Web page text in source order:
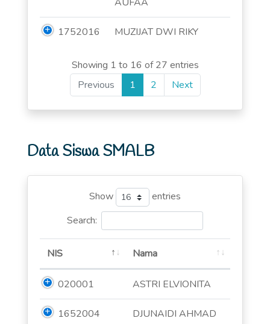
1752016 MUZIJAT DWI RIKY
Showing 1 to 16 of 27 entries
Previous
1 2 Next
Data Siswa SMALB
Show
entries
Search:
NIS Nama
020001 ASTRI ELVIONITA
1652004
DJUNAIDI AHMAD